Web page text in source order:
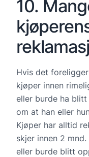
10.
Hvis det
kjøper innen
eller burde ha
om at han eller
Kjøper har alltid
skjer innen 2
eller burde blitt